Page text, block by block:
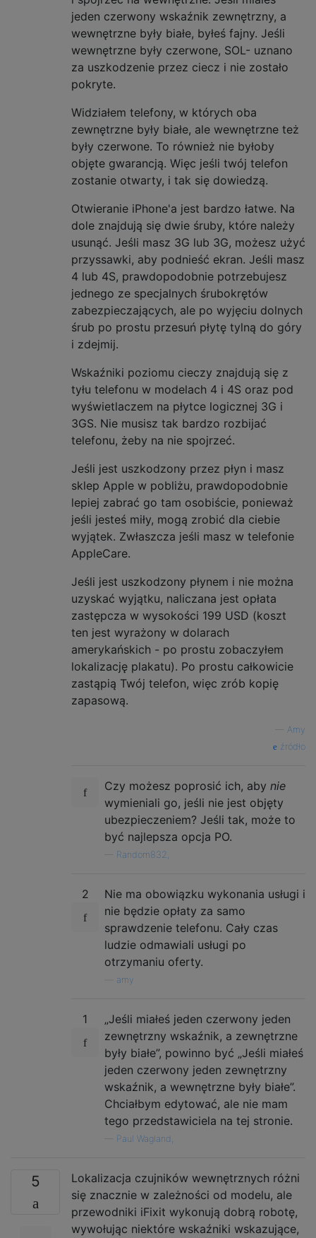
jeden czerwony wskaźnik zewnętrzny, a
wewnętrzne były białe, byłeś fajny. Jeśli
wewnętrzne były czerwone, SOL- uznano
za uszkodzenie przez ciecz i nie zostało
pokryte.
Widziałem telefony, w których oba
zewnętrzne były białe, ale wewnętrzne też
były czerwone. To również nie byłoby
objęte gwarancją. Więc jeśli twój telefon
zostanie otwarty, i tak się dowiedzą.
Otwieranie iPhone'a jest bardzo łatwe. Na
dole znajdują się dwie śruby, które należy
usunąć. Jeśli masz 3G lub 3G, możesz użyć
przyssawki, aby podnieść ekran. Jeśli masz
4 lub 4S, prawdopodobnie potrzebujesz
jednego ze specjalnych śrubokrętów
zabezpieczających, ale po wyjęciu dolnych
śrub po prostu przesuń płytę tylną do góry
i zdejmij.
Wskaźniki poziomu cieczy znajdują się z
tyłu telefonu w modelach 4 i 4S oraz pod
wyświetlaczem na płytce logicznej 3G i
3GS. Nie musisz tak bardzo rozbijać
telefonu, żeby na nie spojrzeć.
Jeśli jest uszkodzony przez płyn i masz
sklep Apple w pobliżu, prawdopodobnie
lepiej zabrać go tam osobiście, ponieważ
jeśli jesteś miły, mogą zrobić dla ciebie
wyjątek. Zwłaszcza jeśli masz w telefonie
AppleCare.
Jeśli jest uszkodzony płynem i nie można
uzyskać wyjątku, naliczana jest opłata
zastępcza w wysokości 199 USD (koszt
ten jest wyrażony w dolarach
amerykańskich - po prostu zobaczyłem
lokalizację plakatu). Po prostu całkowicie
zastąpią Twój telefon, więc zrób kopię
zapasową.
Amy
źródło
Czy możesz poprosić ich, aby nie
wymieniali go, jeśli nie jest objęty
ubezpieczeniem? Jeśli tak, może to
być najlepsza opcja PO.
Random832,
2
Nie ma obowiązku wykonania usługi i
nie będzie opłaty za samo
sprawdzenie telefonu. Cały czas
ludzie odmawiali usługi po
otrzymaniu oferty.
amy
1
„Jeśli miałeś jeden czerwony jeden
zewnętrzny wskaźnik, a zewnętrzne
były białe”, powinno być „Jeśli miałeś
jeden czerwony jeden zewnętrzny
wskaźnik, a wewnętrzne były białe”.
Chciałbym edytować, ale nie mam
tego przedstawiciela na tej stronie.
Paul Wagland,
5
Lokalizacja czujników wewnętrznych różni
się znacznie w zależności od modelu, ale
przewodniki iFixit wykonują dobrą robotę,
wywołując niektóre wskaźniki wskazujące,